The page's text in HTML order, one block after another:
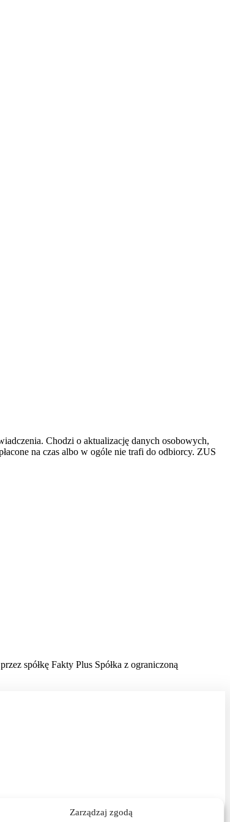
Zarządzaj zgodą
Chodzi o aktualizację danych osobowych,
na czas albo w ogóle nie trafi do odbiorcy. ZUS
spółkę Fakty Plus Spółka z ograniczoną